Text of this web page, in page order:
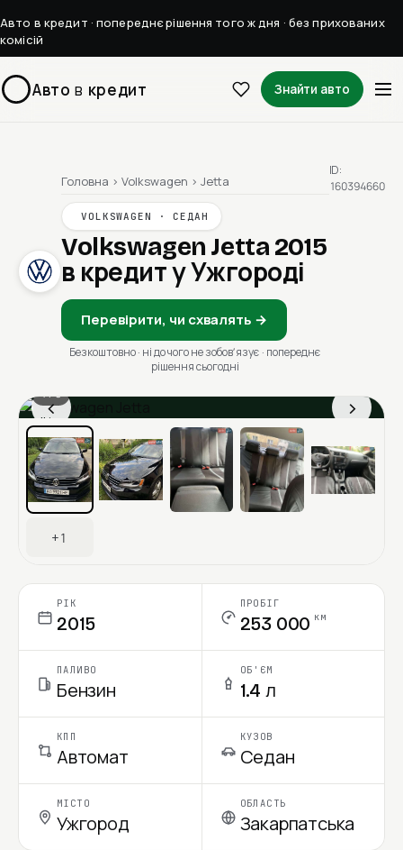
Авто в кредит · попереднє рішення того ж дня · без прихованих
комісій
Авто в кредит Знайти авто
Головна › Volkswagen › Jetta
VOLKSWAGEN · СЕДАН
Volkswagen Jetta 2015
в кредит у Ужгороді
Перевірити, чи схвалять →
Безкоштовно · ні до чого не зобовʼязує · попереднє
рішення сьогодні
ID:
160394660
‹ ›
1 / 8
Ціна в місяць
+1
РІК
2015
ПРОБІГ
253 000 км
ПАЛИВО
Бензин
ОБ'ЄМ
1.4 л
КПП
Автомат
КУЗОВ
Седан
МІСТО
Ужгород
ОБЛАСТЬ
Закарпатська